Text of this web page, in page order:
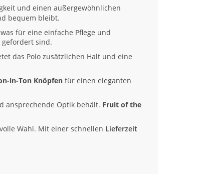
und einen außergewöhnlichen
bequem bleibt.
für eine einfache Pflege und
gefordert sind.
das Polo zusätzlichen Halt und eine
in-Ton Knöpfen für einen eleganten
ansprechende Optik behält. Fruit of the
Wahl. Mit einer schnellen Lieferzeit